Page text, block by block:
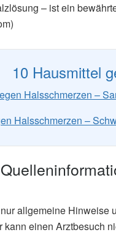
– ist ein
10 Hausmittel
Halsschmerzen –
Halsschmerzen –
allgemeine Hinweise
kann einen Arztbesuch